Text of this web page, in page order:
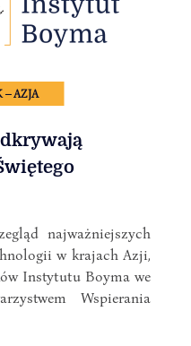
AZJA
najważniejszych
w krajach Azji,
Instytutu Boyma we
Wspierania